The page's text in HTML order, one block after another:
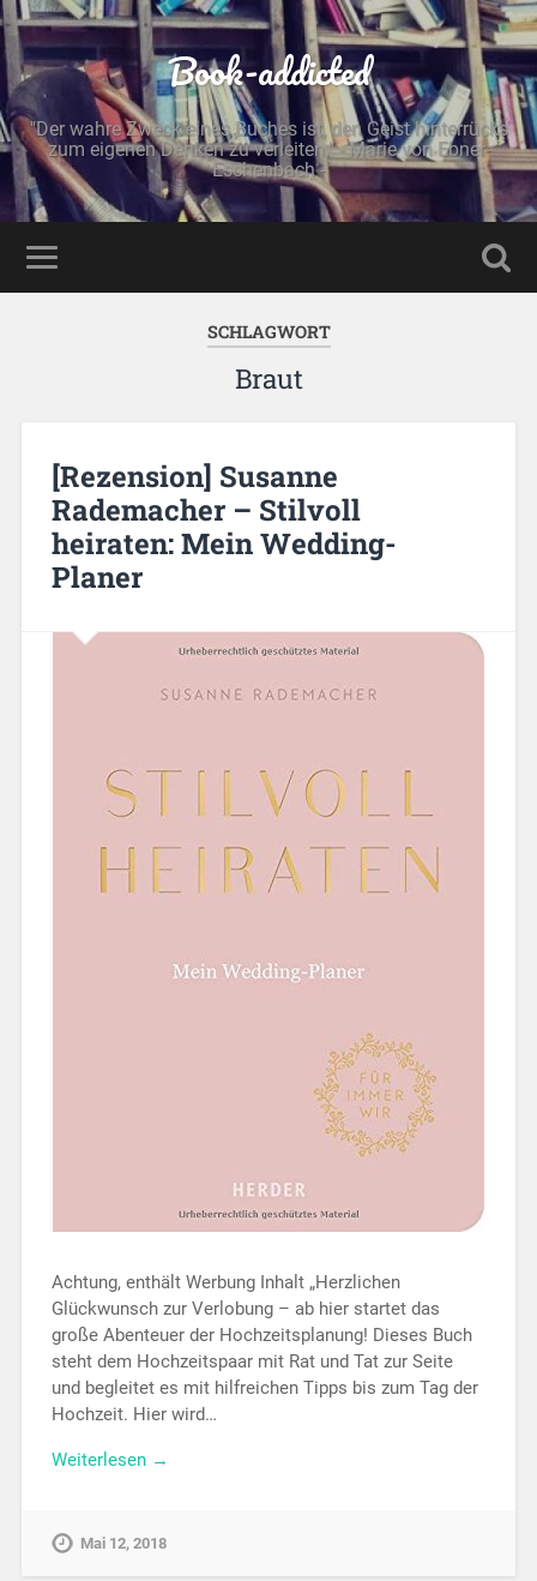
Book-addicted
"Der wahre Zweck eines Buches ist, den Geist hinterrücks
zum eigenen Denken zu verleiten." - Marie von Ebner-
Eschenbach -
SCHLAGWORT
Braut
[Rezension] Susanne
Rademacher – Stilvoll
heiraten: Mein Wedding-
Planer
Achtung, enthält Werbung Inhalt „Herzlichen
Glückwunsch zur Verlobung – ab hier startet das
große Abenteuer der Hochzeitsplanung! Dieses Buch
steht dem Hochzeitspaar mit Rat und Tat zur Seite
und begleitet es mit hilfreichen Tipps bis zum Tag der
Hochzeit. Hier wird…
Weiterlesen →
Mai 12, 2018